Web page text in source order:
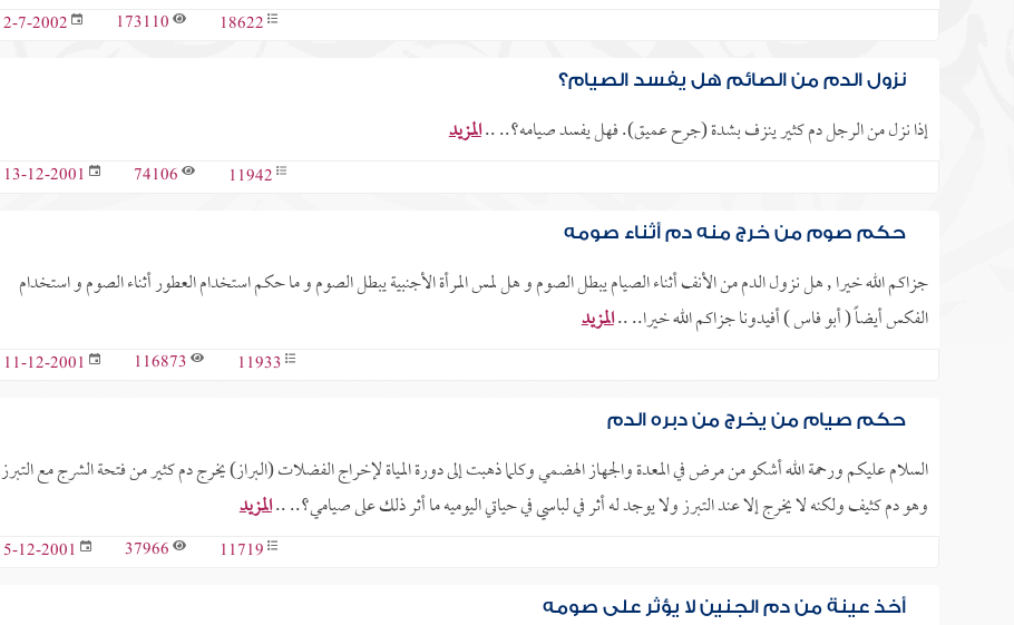
18622
173110
2-7-2002
نزول الدم من الصائم هل يفسد الصيام؟
إذا نزل من الرجل دم كثير ينزف بشدة (جرح عميق). فهل يفسد صيامه؟.. ..المزيد
11942
74106
13-12-2001
حكم صوم من خرج منه دم أثناء صومه
جزاكم الله خيرا , هل نزول الدم من الأنف أثناء الصيام يبطل الصوم و هل لمس المرأة الأجنبية يبطل الصوم و ما حكم استخدام العطور أثناء الصوم و استخدام
الفكس أيضاً ( أبو فاس ) أفيدونا جزاكم الله خيرا.. ..المزيد
11933
116873
11-12-2001
حكم صيام من يخرج من دبره الدم
السلام عليكم ورحمة الله أشكو من مرض في المعدة والجهاز الهضمي وكلما ذهبت إلى دورة المياة لإخراج الفضلات (البراز) يخرج دم كثير من فتحة الشرج مع التبرز
وهو دم كثيف ولكنه لا يخرج إلا عند التبرز ولا يوجد له أثر في لباسي في حياتي اليوميه ما أثر ذلك على صيامي؟.. ..المزيد
11719
37966
5-12-2001
أخذ عينة من دم الجنين لا يؤثر على صومه